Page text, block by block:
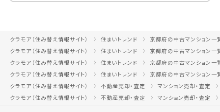
クラモア（住み替え情報サイト） 住まいトレンド
京都府の中古マンション一
クラモア（住み替え情報サイト）
住まいトレンド
京都府の中古マンション一
クラモア（住み替え情報サイト）
住まいトレンド
京都府の中古マンション一
クラモア（住み替え情報サイト）
住まいトレンド
京都府の中古マンション一
クラモア（住み替え情報サイト）
不動産売却・査定
マンション売却・査定
クラモア（住み替え情報サイト）
不動産売却・査定 マンション売却・査定